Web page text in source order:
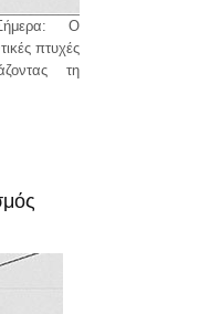
Ο
πτυχές
τη